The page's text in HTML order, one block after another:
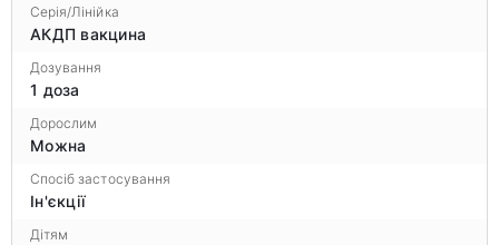
Серія/Лінійка
АКДП вакцина
Дозування
1 доза
Дорослим
Можна
Спосіб застосування
Ін'єкції
Дітям